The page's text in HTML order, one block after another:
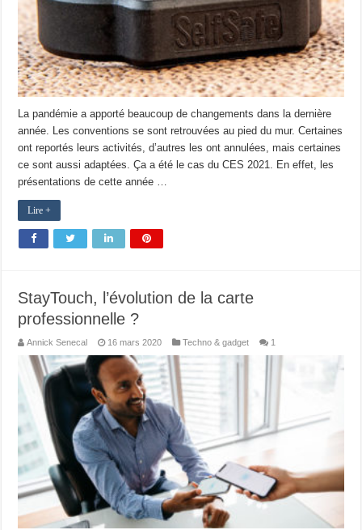
La pandémie a apporté beaucoup de changements dans la dernière
année. Les conventions se sont retrouvées au pied du mur. Certaines
ont reportés leurs activités, d’autres les ont annulées, mais certaines
ce sont aussi adaptées. Ça a été le cas du CES 2021. En effet, les
présentations de cette année …
Lire +
StayTouch, l’évolution de la carte
professionnelle ?
Annick Senecal 16 mars 2020 Techno & gadget 1